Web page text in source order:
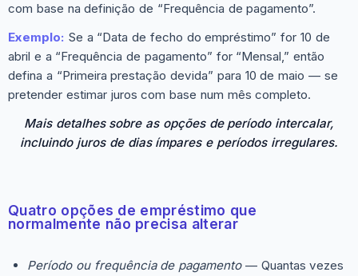
com base na definição de “Frequência de pagamento”.
Exemplo: Se a “Data de fecho do empréstimo” for 10 de
abril e a “Frequência de pagamento” for “Mensal,” então
defina a “Primeira prestação devida” para 10 de maio — se
pretender estimar juros com base num mês completo.
Mais detalhes sobre as opções de período intercalar,
incluindo juros de dias ímpares e períodos irregulares.
Quatro opções de empréstimo que
normalmente não precisa alterar
Período ou frequência de pagamento— Quantas vezes